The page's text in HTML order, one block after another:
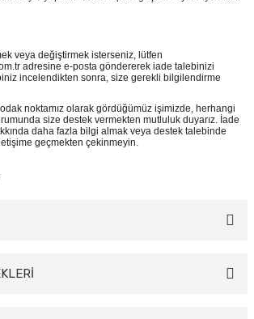
veya değiştirmek isterseniz, lütfen
adresine e-posta göndererek iade talebinizi
incelendikten sonra, size gerekli bilgilendirme
noktamız olarak gördüğümüz işimizde, herhangi
size destek vermekten mutluluk duyarız. İade
daha fazla bilgi almak veya destek talebinde
geçmekten çekinmeyin.
Bu ürüne ilk yorumu siz yapın!